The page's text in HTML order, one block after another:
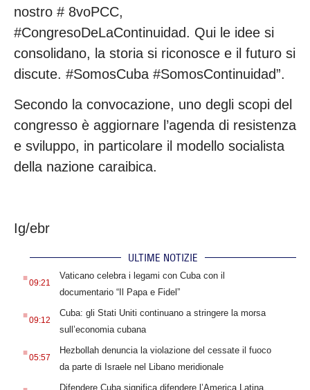
nostro # 8voPCC,
#CongresoDeLaContinuidad. Qui le idee si
consolidano, la storia si riconosce e il futuro si
discute. #SomosCuba #SomosContinuidad”.
Secondo la convocazione, uno degli scopi del
congresso è aggiornare l’agenda di resistenza
e sviluppo, in particolare il modello socialista
della nazione caraibica.
Ig/ebr
ULTIME NOTIZIE
.09:21
Vaticano celebra i legami con Cuba con il
documentario “Il Papa e Fidel”
.09:12
Cuba: gli Stati Uniti continuano a stringere la morsa
sull’economia cubana
.05:57
Hezbollah denuncia la violazione del cessate il fuoco
da parte di Israele nel Libano meridionale
.
Difendere Cuba significa difendere l’America Latina,